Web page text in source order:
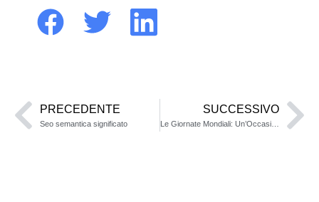
PRECEDENTE
Seo semantica significato
SUCCESSIVO
Le Giornate Mondiali: Un’Occasione per la Celebrazione Globale e l’Impatto SEO